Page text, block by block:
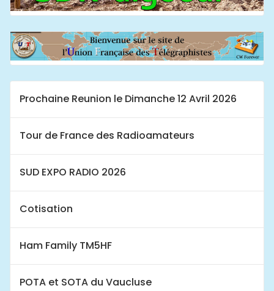
Prochaine Reunion le Dimanche 12 Avril 2026
Tour de France des Radioamateurs
SUD EXPO RADIO 2026
Cotisation
Ham Family TM5HF
POTA et SOTA du Vaucluse